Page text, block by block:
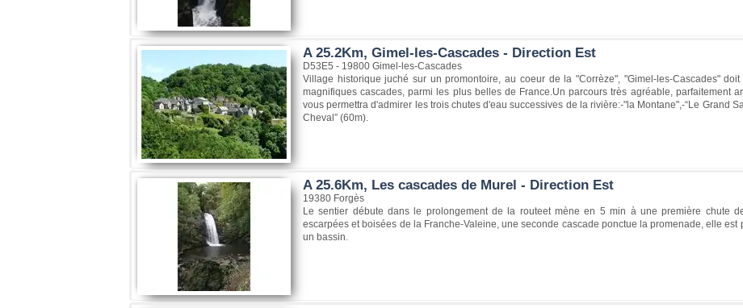
A 25.2Km, Gimel-les-Cascades - Direction Est
D53E5 - 19800 Gimel-les-Cascades
Village historique juché sur un promontoire, au coeur de la "Corrèze", "Gimel-les-Cascades"
magnifiques cascades, parmi les plus belles de France.Un parcours très agréable, parfaitement
vous permettra d'admirer les trois chutes d'eau successives de la rivière:-"la Montane",-“Le Grand
Cheval” (60m).
A 25.6Km, Les cascades de Murel - Direction Est
19380 Forgès
Le sentier débute dans le prolongement de la routeet mène en 5 min à une première chute
escarpées et boisées de la Franche-Valeine, une seconde cascade ponctue la promenade, elle
un bassin.